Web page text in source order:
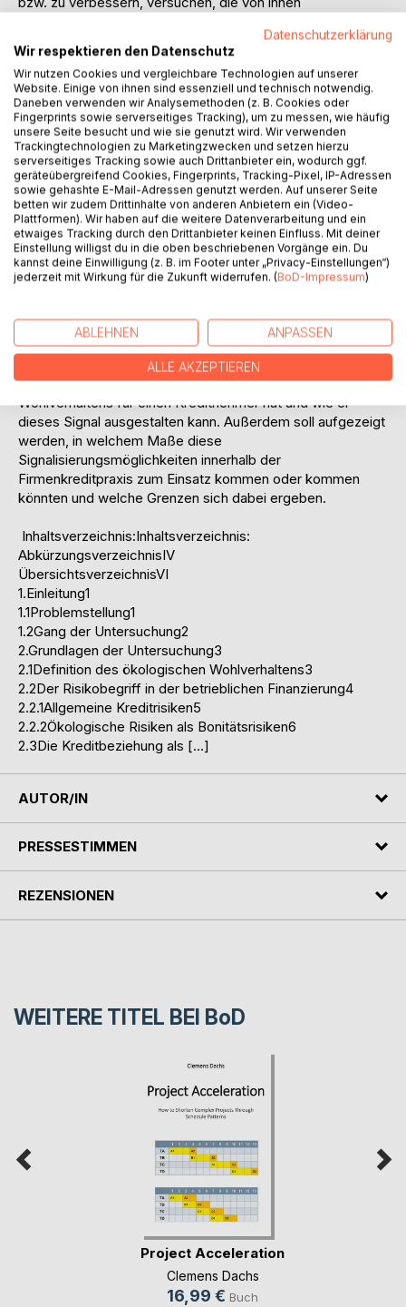
dieses der Öffentlichkeit auch deutlich zu machen. Denn
die einzelwirtschaftlichen Risiken aus umweltschädlichem
Verhalten sind immens und können sich im Extremfall bis
zur Gefährdung der Existenz des Unternehmens
ausweiten.
Aus dieser Überlegung ergibt sich, daß sowohl
Unternehmen in Form von Kreditnehmern und Kreditgebern
auf umweltverträgliches Verhalten achten müssen, um sich
nicht den Gefahren einer umweltbedingten
Unternehmenskrise auszusetzen. Allein die Tatsache, daß
die Auswirkungen einer Negativmeldung in den Medien die
Absatzchancen eines Produktes völlig zunichte machen
können, zeigt die Relevanz der umweltverträglichen
Ausgestaltung der, Unternehmung. Daraus ergibt sich die
Umweltverträglichkeit der Kreditnehmer zu achten, um
Kreditausfälle zu vermeiden.
Ziel dieser Untersuchung ist, zu erörtern, welche
Bedeutung das Signalisieren des ökologischen
Wohlverhaltens für einen Kreditnehmer hat und wie er
dieses Signal ausgestalten kann. Außerdem soll aufgezeigt
werden, in welchem Maße diese
Signalisierungsmöglichkeiten innerhalb der
Firmenkreditpraxis zum Einsatz kommen oder kommen
könnten und welche Grenzen sich dabei ergeben.
Inhaltsverzeichnis:Inhaltsverzeichnis:
AbkürzungsverzeichnisIV
ÜbersichtsverzeichnisVI
1.Einleitung1
1.1Problemstellung1
1.2Gang der Untersuchung2
2.Grundlagen der Untersuchung3
2.1Definition des ökologischen Wohlverhaltens3
2.2Der Risikobegriff in der betrieblichen Finanzierung4
2.2.1Allgemeine Kreditrisiken5
2.2.2Ökologische Risiken als Bonitätsrisiken6
2.3Die Kreditbeziehung als […]
AUTOR/IN
PRESSESTIMMEN
REZENSIONEN
WEITERE TITEL BEI BoD
Project Acceleration
Clemens Dachs
16,99 € Buch
Datenschutzerklärung
Wir respektieren den Datenschutz
Wir nutzen Cookies und vergleichbare Technologien auf unserer
Website. Einige von ihnen sind essenziell und technisch notwendig.
Daneben verwenden wir Analysemethoden (z. B. Cookies oder
Fingerprints sowie serverseitiges Tracking), um zu messen, wie häufig
unsere Seite besucht und wie sie genutzt wird. Wir verwenden
Trackingtechnologien zu Marketingzwecken und setzen hierzu
serverseitiges Tracking sowie auch Drittanbieter ein, wodurch ggf.
geräteübergreifend Cookies, Fingerprints, Tracking-Pixel, IP-Adressen
sowie gehashte E-Mail-Adressen genutzt werden. Auf unserer Seite
betten wir zudem Drittinhalte von anderen Anbietern ein (Video-
Plattformen). Wir haben auf die weitere Datenverarbeitung und ein
etwaiges Tracking durch den Drittanbieter keinen Einfluss. Mit deiner
Einstellung willigst du in die oben beschriebenen Vorgänge ein. Du
kannst deine Einwilligung (z. B. im Footer unter „Privacy-Einstellungen“)
jederzeit mit Wirkung für die Zukunft widerrufen. (BoD-Impressum)
ABLEHNEN ANPASSEN
ALLE AKZEPTIEREN